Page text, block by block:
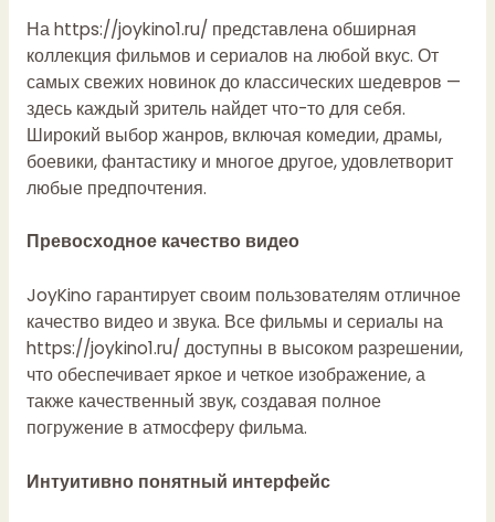
Наhttps://joykino1.ru/ представлена обширная
коллекция фильмов и сериалов на любой вкус. От
самых свежих новинок до классических шедевров —
здесь каждый зритель найдет что-то для себя.
Широкий выбор жанров, включая комедии, драмы,
боевики, фантастику и многое другое, удовлетворит
любые предпочтения.
Превосходное качество видео
JoyKino гарантирует своим пользователям отличное
качество видео и звука. Все фильмы и сериалы на
https://joykino1.ru/ доступны в высоком разрешении,
что обеспечивает яркое и четкое изображение, а
также качественный звук, создавая полное
погружение в атмосферу фильма.
Интуитивно понятный интерфейс